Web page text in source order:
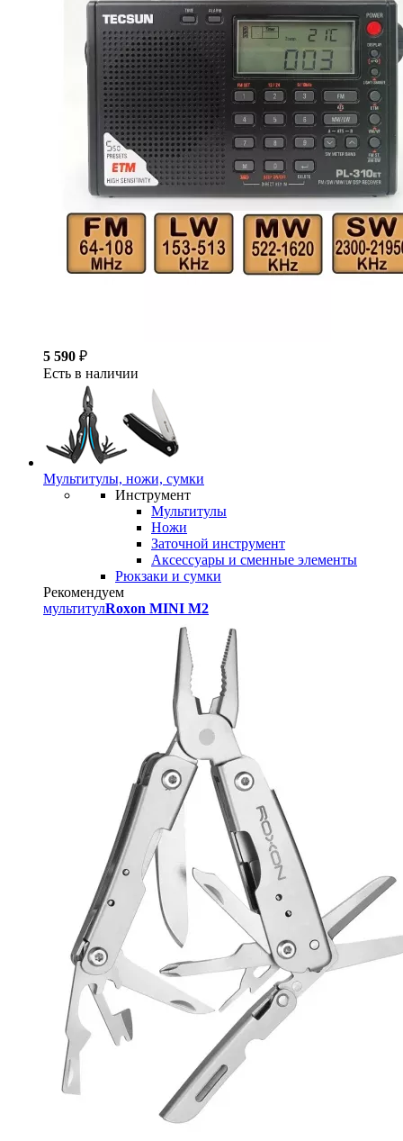
5 590 ₽
Есть в наличии
Мультитулы, ножи, сумки
Инструмент
Мультитулы
Ножи
Заточной инструмент
Аксессуары и сменные элементы
Рюкзаки и сумки
Рекомендуем
мультитулRoxon MINI M2